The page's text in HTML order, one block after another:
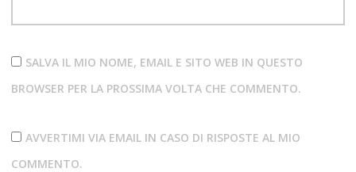
SALVA IL MIO NOME, EMAIL E SITO WEB IN QUESTO
BROWSER PER LA PROSSIMA VOLTA CHE COMMENTO.
AVVERTIMI VIA EMAIL IN CASO DI RISPOSTE AL MIO
COMMENTO.